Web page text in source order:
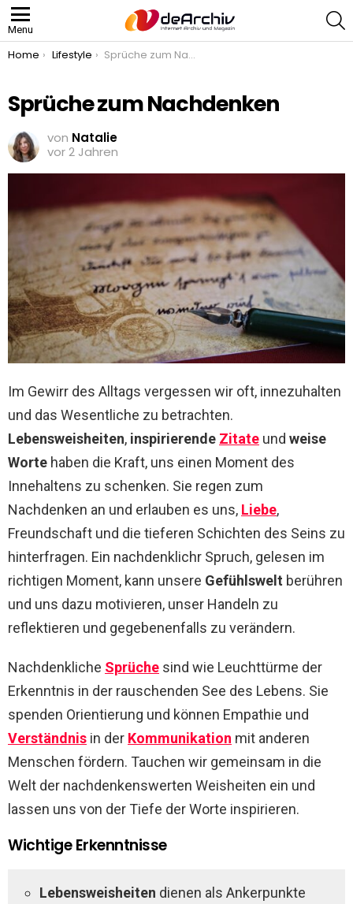
Menu
You are here:
Home Lifestyle Sprüche zum Nachdenken
Sprüche zum Nachdenken
von Natalie
vor 2 Jahren
Im Gewirr des Alltags vergessen wir oft, innezuhalten
und das Wesentliche zu betrachten.
Lebensweisheiten, inspirierende Zitate und weise
Worte haben die Kraft, uns einen Moment des
Innehaltens zu schenken. Sie regen zum
Nachdenken an und erlauben es uns, Liebe,
Freundschaft und die tieferen Schichten des Seins zu
hinterfragen. Ein nachdenklichr Spruch, gelesen im
richtigen Moment, kann unsere Gefühlswelt berühren
und uns dazu motivieren, unser Handeln zu
reflektieren und gegebenenfalls zu verändern.
Nachdenkliche Sprüche sind wie Leuchttürme der
Erkenntnis in der rauschenden See des Lebens. Sie
spenden Orientierung und können Empathie und
Verständnis in der Kommunikation mit anderen
Menschen fördern. Tauchen wir gemeinsam in die
Welt der nachdenkenswerten Weisheiten ein und
lassen uns von der Tiefe der Worte inspirieren.
Wichtige Erkenntnisse
Lebensweisheiten dienen als Ankerpunkte